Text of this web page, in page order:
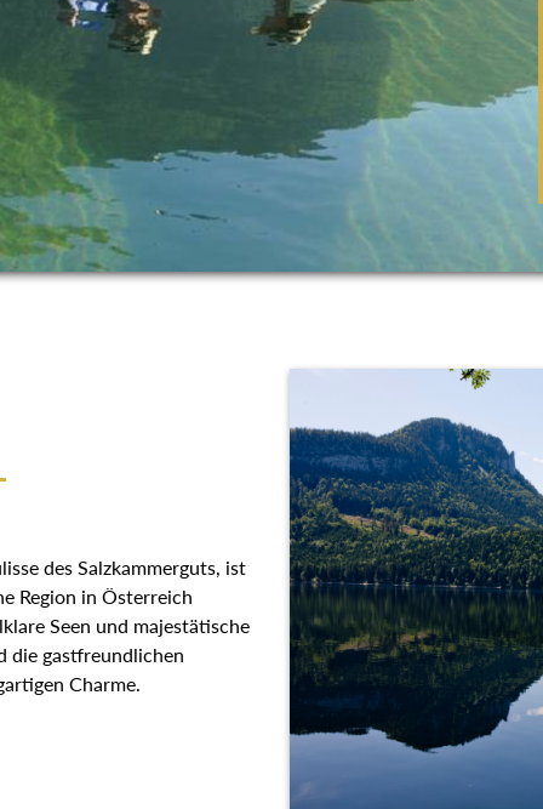
des Salzkammerguts,
Region in Österreich
Seen und majestätische
die gastfreundlichen
Charme.